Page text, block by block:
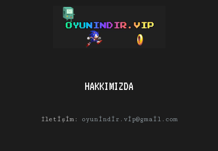
HAKKIMIZDA
İletişim: oyunindir.vip@gmail.com